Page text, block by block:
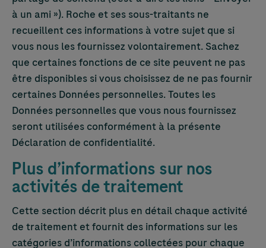
à un ami »). Roche et ses sous-traitants ne
recueillent ces informations à votre sujet que si
vous nous les fournissez volontairement. Sachez
que certaines fonctions de ce site peuvent ne pas
être disponibles si vous choisissez de ne pas fournir
certaines Données personnelles. Toutes les
Données personnelles que vous nous fournissez
seront utilisées conformément à la présente
Déclaration de confidentialité.
Plus d’informations sur nos
activités de traitement
Cette section décrit plus en détail chaque activité
de traitement et fournit des informations sur les
catégories d’informations collectées pour chaque